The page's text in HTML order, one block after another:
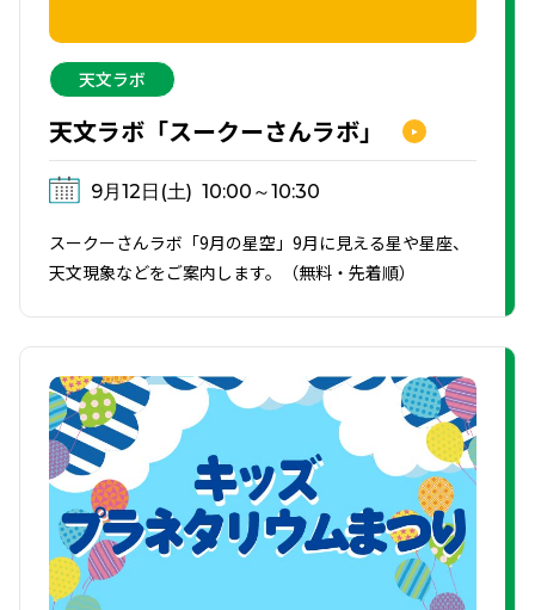
天文ラボ
天文ラボ「スークーさんラボ」
9月12日(土) 10:00～10:30
スークーさんラボ「9月の星空」9月に見える星や星座、
天文現象などをご案内します。（無料・先着順）